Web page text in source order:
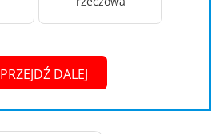
PRZEJDŹ DALEJ